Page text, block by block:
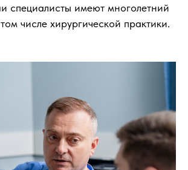
специалисты имеют многолетний
числе хирургической практики.